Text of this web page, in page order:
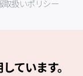
取扱いポリシー
ています。